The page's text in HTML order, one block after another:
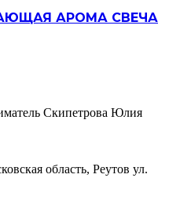
АРОМА СВЕЧА
Скипетрова Юлия
область, Реутов ул.